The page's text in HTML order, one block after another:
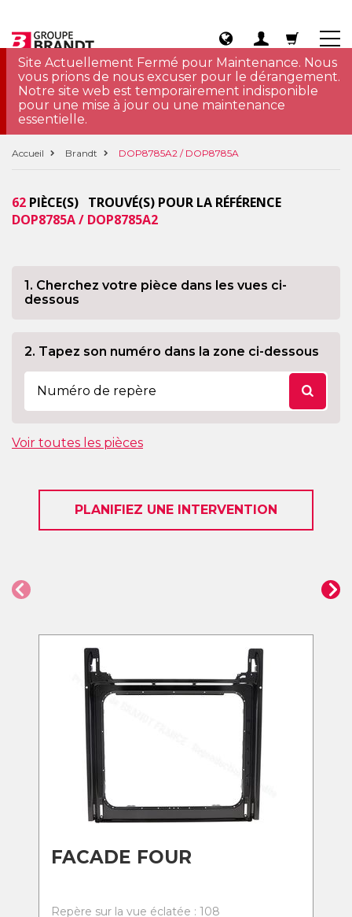
Site Actuellement Fermé pour Maintenance. Nous
vous prions de nous excuser pour le dérangement.
Notre site web est temporairement indisponible
pour une mise à jour ou une maintenance
essentielle.
Accueil Brandt DOP8785A2 / DOP8785A
62 PIÈCE(S) TROUVÉ(S) POUR LA RÉFÉRENCE
DOP8785A / DOP8785A2
1. Cherchez votre pièce dans les vues ci-
dessous
2. Tapez son numéro dans la zone ci-dessous
Voir toutes les pièces
PLANIFIEZ UNE INTERVENTION
FACADE FOUR
Repère sur la vue éclatée : 108